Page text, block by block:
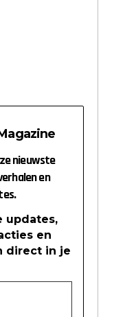
nieuwste
en
updates,
en
direct in je